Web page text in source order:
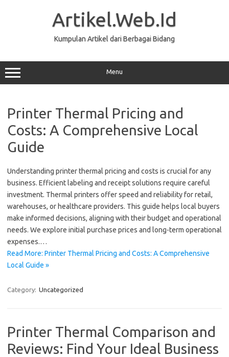
Artikel.Web.Id
Kumpulan Artikel dari Berbagai Bidang
Menu
Printer Thermal Pricing and
Costs: A Comprehensive Local
Guide
Understanding printer thermal pricing and costs is crucial for any
business. Efficient labeling and receipt solutions require careful
investment. Thermal printers offer speed and reliability for retail,
warehouses, or healthcare providers. This guide helps local buyers
make informed decisions, aligning with their budget and operational
needs. We explore initial purchase prices and long-term operational
expenses.…
Read More: Printer Thermal Pricing and Costs: A Comprehensive
Local Guide »
Category: Uncategorized
Printer Thermal Comparison and
Reviews: Find Your Ideal Business